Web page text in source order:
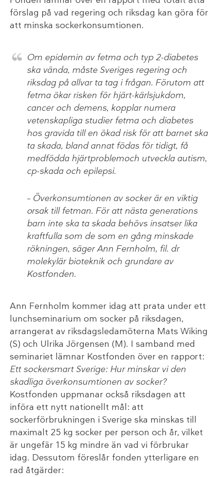
förslag på vad regering och riksdag kan göra för
att minska sockerkonsumtionen.
Om epidemin av fetma och typ 2-diabetes
ska vända, måste Sveriges regering och
riksdag på allvar ta tag i frågan. Förutom att
fetma ökar risken för hjärt-kärlsjukdom,
cancer och demens, kopplar numera
vetenskapliga studier fetma och diabetes
hos gravida till en ökad risk för att barnet ska
ta skada, bland annat födas för tidigt, få
medfödda hjärtproblemoch utveckla autism,
cp-skada och epilepsi.
– Överkonsumtionen av socker är en viktig
orsak till fetman. För att nästa generations
barn inte ska ta skada behövs insatser lika
kraftfulla som de som en gång minskade
rökningen, säger Ann Fernholm, fil. dr
molekylär bioteknik och grundare av
Kostfonden.
Ann Fernholm kommer idag att prata under ett
lunchseminarium om socker på riksdagen,
arrangerat av riksdagsledamöterna Mats Wiking
(S) och Ulrika Jörgensen (M). I samband med
seminariet lämnar Kostfonden över en rapport:
Ett sockersmart Sverige: Hur minskar vi den
skadliga överkonsumtionen av socker?
Kostfonden uppmanar också riksdagen att
införa ett nytt nationellt mål: att
sockerförbrukningen i Sverige ska minskas till
maximalt 25 kg socker per person och år, vilket
är ungefär 15 kg mindre än vad vi förbrukar
idag. Dessutom föreslår fonden ytterligare en
rad åtgärder: